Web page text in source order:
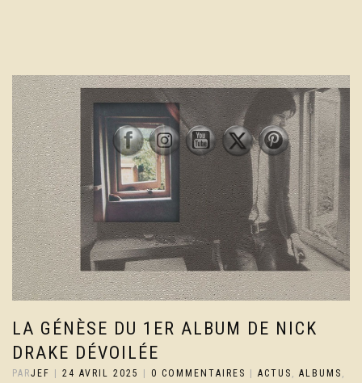
LA GÉNÈSE DU 1ER ALBUM DE NICK
DRAKE DÉVOILÉE
PARJEF | 24 AVRIL 2025 | 0 COMMENTAIRES | ACTUS ALBUMS